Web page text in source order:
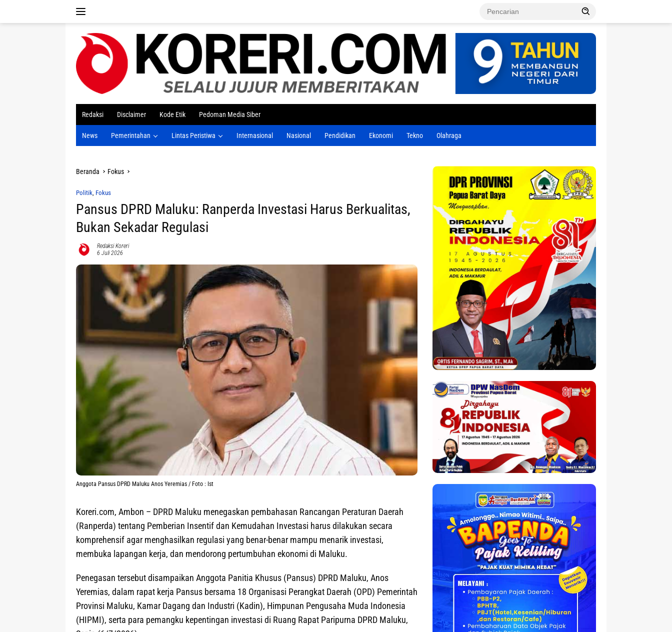
Redaksi Disclaimer Kode Etik Pedoman Media Siber
News Pemerintahan Lintas Peristiwa Internasional Nasional Pendidikan Ekonomi Tekno Olahraga
Beranda Fokus
Politik Fokus
Pansus DPRD Maluku: Ranperda Investasi Harus Berkualitas,
Bukan Sekadar Regulasi
Redaksi Koreri
6 Juli 2026
Anggota Pansus DPRD Maluku Anos Yeremias / Foto : Ist
Koreri.com, Ambon – DPRD Maluku menegaskan pembahasan Rancangan Peraturan Daerah
(Ranperda) tentang Pemberian Insentif dan Kemudahan Investasi harus dilakukan secara
komprehensif agar menghasilkan regulasi yang benar-benar mampu menarik investasi,
membuka lapangan kerja, dan mendorong pertumbuhan ekonomi di Maluku.
Penegasan tersebut disampaikan Anggota Panitia Khusus (Pansus) DPRD Maluku, Anos
Yeremias, dalam rapat kerja Pansus bersama 18 Organisasi Perangkat Daerah (OPD) Pemerintah
Provinsi Maluku, Kamar Dagang dan Industri (Kadin), Himpunan Pengusaha Muda Indonesia
(HIPMI), serta para pemangku kepentingan investasi di Ruang Rapat Paripurna DPRD Maluku,